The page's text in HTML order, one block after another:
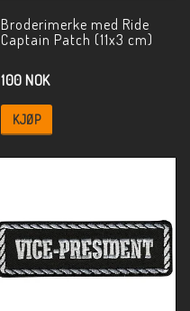
Broderimerke med Ride
Captain Patch (11x3 cm)
100 NOK
KJØP